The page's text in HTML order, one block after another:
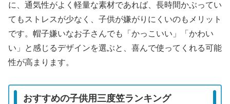
に、通気性がよく軽量な素材であれば、長時間かぶってい
てもストレスが少なく、子供が嫌がりにくいのもメリット
です。帽子嫌いなお子さんでも「かっこいい」「かわい
い」と感じるデザインを選ぶと、喜んで使ってくれる可能
性が高まります。
おすすめの子供用三度笠ランキング